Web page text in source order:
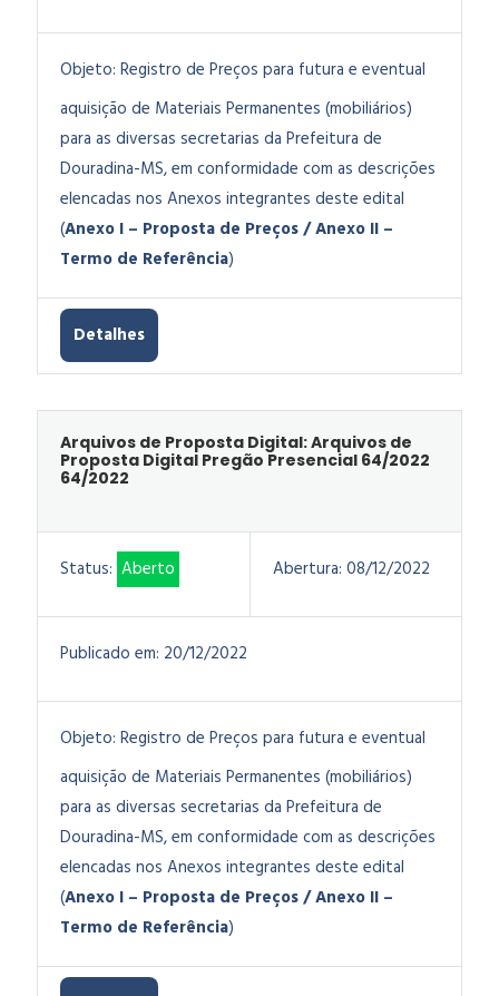
Objeto: Registro de Preços para futura e eventual
aquisição de Materiais Permanentes (mobiliários)
para as diversas secretarias da Prefeitura de
Douradina-MS, em conformidade com as descrições
elencadas nos Anexos integrantes deste edital
(Anexo I – Proposta de Preços / Anexo II –
Termo de Referência)
Detalhes
Arquivos de Proposta Digital: Arquivos de
Proposta Digital Pregão Presencial 64/2022
64/2022
Status: Aberto Abertura: 08/12/2022
Publicado em: 20/12/2022
Objeto: Registro de Preços para futura e eventual
aquisição de Materiais Permanentes (mobiliários)
para as diversas secretarias da Prefeitura de
Douradina-MS, em conformidade com as descrições
elencadas nos Anexos integrantes deste edital
(Anexo I – Proposta de Preços / Anexo II –
Termo de Referência)